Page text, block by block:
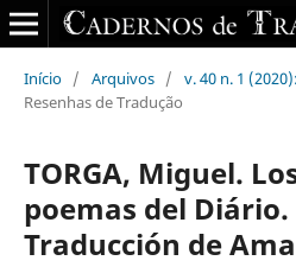
Início / Arquivos / v. 40 n. 1
Resenhas de Tradução
TORGA, Miguel.
poemas del Diário.
Traducción de